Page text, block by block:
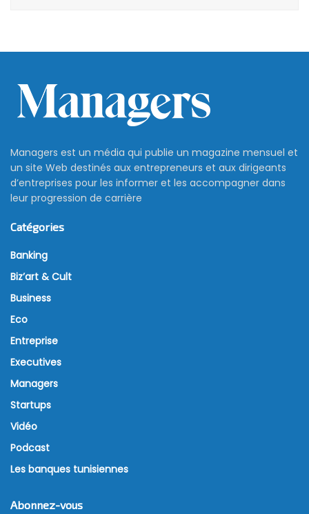
Managers est un média qui publie un magazine mensuel et
un site Web destinés aux entrepreneurs et aux dirigeants
d’entreprises pour les informer et les accompagner dans
leur progression de carrière
Catégories
Banking
Biz’art & Cult
Business
Eco
Entreprise
Executives
Managers
Startups
Vidéo
Podcast
Les banques tunisiennes
Abonnez-vous